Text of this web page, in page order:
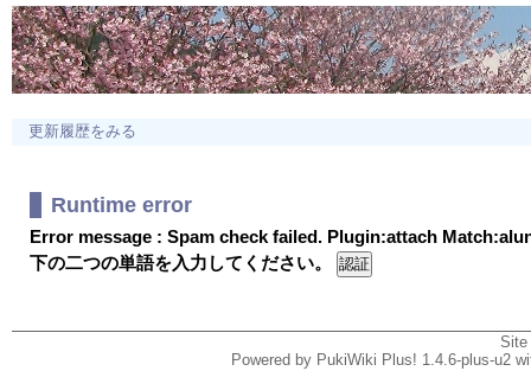
更新履歴をみる
Runtime error
Error message : Spam check failed. Plugin:attach
下の二つの単語を入力してください。
Powered by PukiWiki Plus! 1.4.6-plus-u2